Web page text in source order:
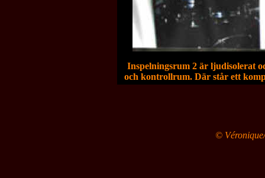
Inspelningsrum 2 är ljudisolerat
och kontrollrum. Där står ett
©